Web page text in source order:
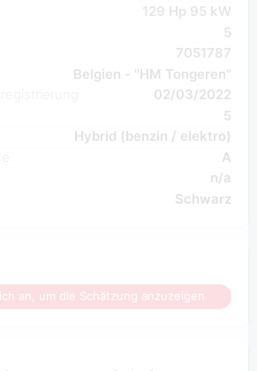
129 Hp 95 kW
5
7051787
Belgien - "HM Tongeren"
02/03/2022
5
Hybrid (benzin / elektro)
A
n/a
Schwarz
an, um die Schätzung anzuzeigen